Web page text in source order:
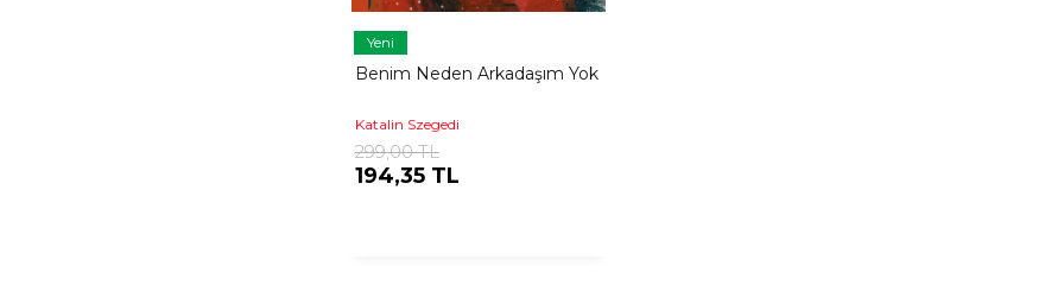
Yeni
Benim Neden Arkadaşım Yok
Katalin Szegedi
299,00 TL
194,35 TL